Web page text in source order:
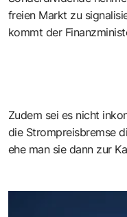
freien Markt zu
kommt der
Zudem sei es nicht
die Strompreisbremse
ehe man sie dann zur